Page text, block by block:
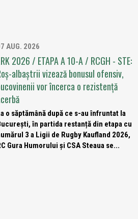
AUG. 2026
2026 / ETAPA A 10-A / RCGH - STE:
albaștrii vizează bonusul ofensiv,
vor încerca o rezistență
o săptămână după ce s-au înfruntat la
în partida restanță din etapa cu
3 a Ligii de Rugby Kaufland 2026,
Gura Humorului și CSA Steaua se...